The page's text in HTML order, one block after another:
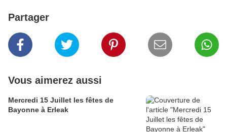
Partager
Vous aimerez aussi
Mercredi 15 Juillet les fêtes de
Bayonne à Erleak